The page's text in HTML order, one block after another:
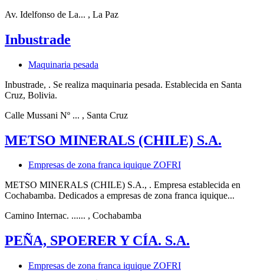
Av. Idelfonso de La... , La Paz
Inbustrade
Maquinaria pesada
Inbustrade, . Se realiza maquinaria pesada. Establecida en Santa
Cruz, Bolivia.
Calle Mussani Nº ... , Santa Cruz
METSO MINERALS (CHILE) S.A.
Empresas de zona franca iquique ZOFRI
METSO MINERALS (CHILE) S.A., . Empresa establecida en
Cochabamba. Dedicados a empresas de zona franca iquique...
Camino Internac. ...... , Cochabamba
PEÑA, SPOERER Y CÍA. S.A.
Empresas de zona franca iquique ZOFRI